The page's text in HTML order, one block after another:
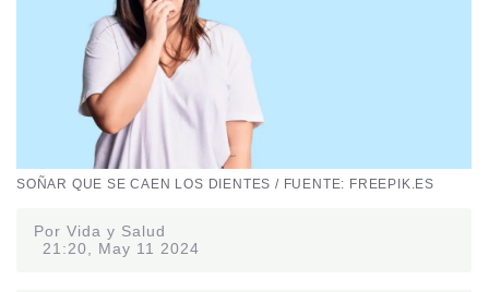
SOÑAR QUE SE CAEN LOS DIENTES / FUENTE: FREEPIK.ES
Por Vida y Salud
21:20, May 11 2024